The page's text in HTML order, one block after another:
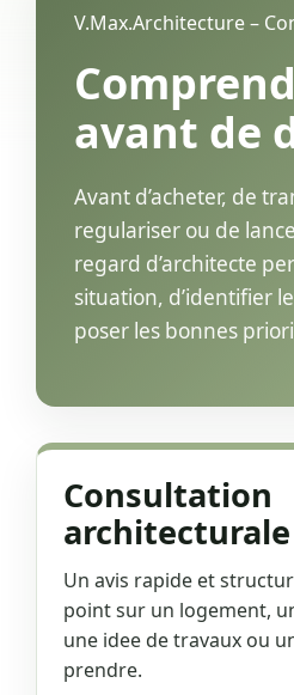
V.Max.Architecture –
avant de
Avant d’acheter, de
regulariser ou de
regard d’architecte
situation, d’identifier
poser les bonnes
Consultation
architecturale
Un avis rapide et
point sur un logement,
une idee de travaux ou
prendre.